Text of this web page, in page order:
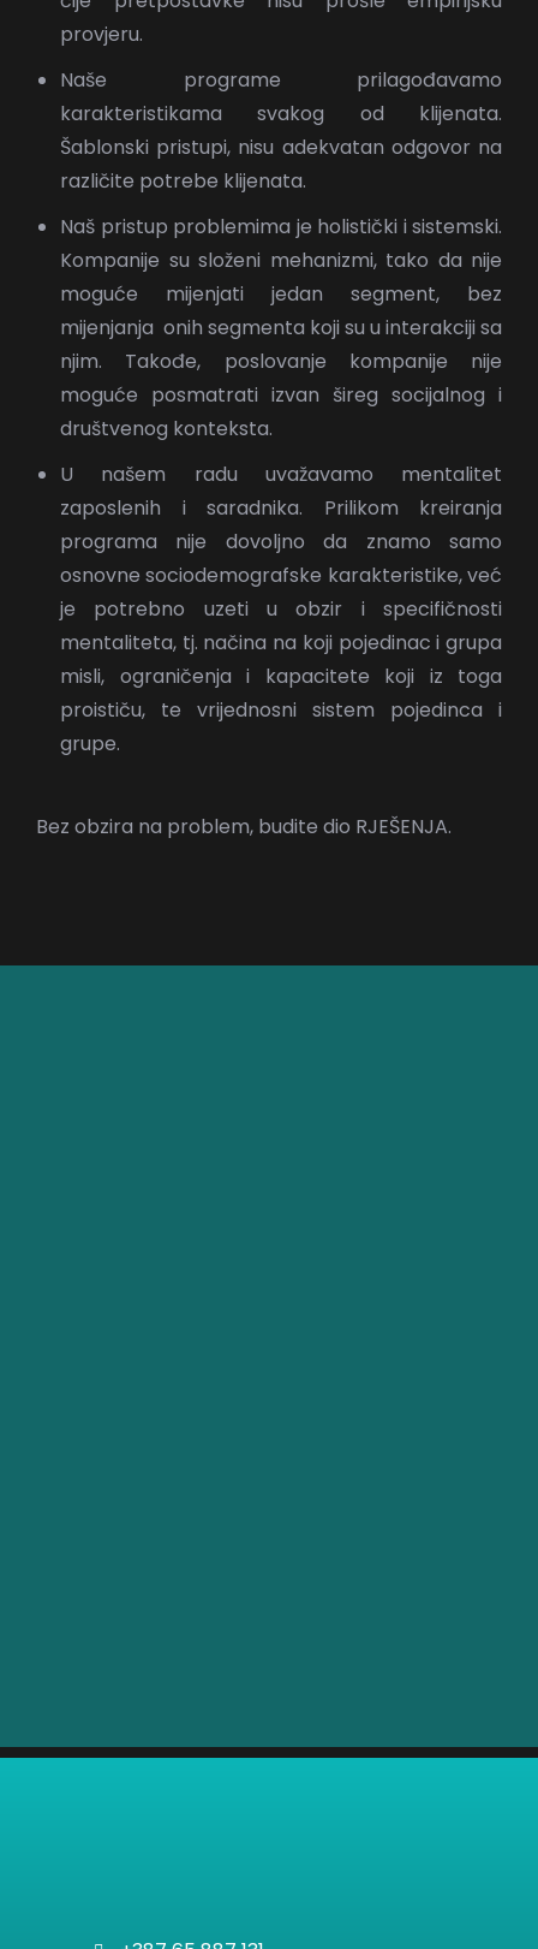
provjeru.
Naše programe prilagođavamo
karakteristikama svakog od klijenata.
Šablonski pristupi, nisu adekvatan odgovor na
različite potrebe klijenata.
Naš pristup problemima je holistički i sistemski.
Kompanije su složeni mehanizmi, tako da nije
moguće mijenjati jedan segment, bez
mijenjanja onih segmenta koji su u interakciji sa
njim. Takođe, poslovanje kompanije nije
moguće posmatrati izvan šireg socijalnog i
društvenog konteksta.
U našem radu uvažavamo mentalitet
zaposlenih i saradnika. Prilikom kreiranja
programa nije dovoljno da znamo samo
osnovne sociodemografske karakteristike, već
je potrebno uzeti u obzir i specifičnosti
mentaliteta, tj. načina na koji pojedinac i grupa
misli, ograničenja i kapacitete koji iz toga
proističu, te vrijednosni sistem pojedinca i
grupe.
Bez obzira na problem, budite dio RJEŠENJA.